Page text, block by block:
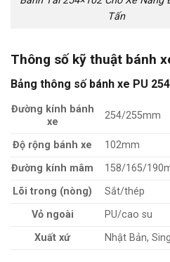
Tấn
Thông số kỹ thuật bánh
Bảng thông số bánh xe PU
Đường kính bánh
xe
254/255mm
Độ rộng bánh xe
102mm
Đường kính mâm
158/165/
Lõi trong (nòng)
Sắt/thép
Vỏ ngoài
PU/cao su
Xuất xứ
Nhật Bản,